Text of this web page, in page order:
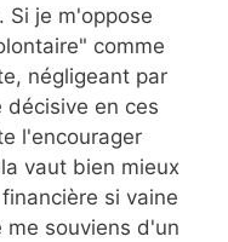
Si je m'oppose
comme
négligeant par
décisive en ces
l'encourager
vaut bien mieux
si vaine
me souviens d'un